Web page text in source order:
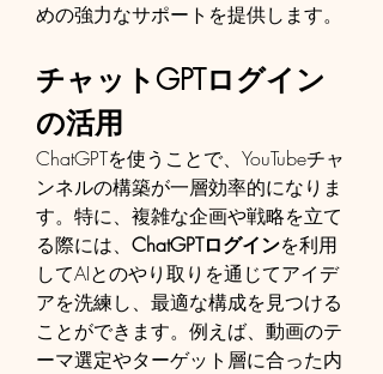
めの強力なサポートを提供します。
チャットGPTログイン
の活用
ChatGPTを使うことで、YouTubeチャ
ンネルの構築が一層効率的になりま
す。特に、複雑な企画や戦略を立て
る際には、 ChatGPTログインを利用
してAIとのやり取りを通じてアイデ
アを洗練し、最適な構成を見つける
ことができます。例えば、動画のテ
ーマ選定やターゲット層に合った内